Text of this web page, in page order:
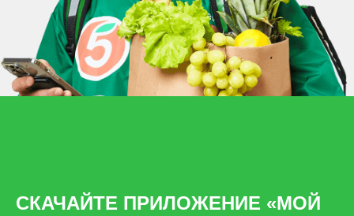
СКАЧАЙТЕ ПРИЛОЖЕНИЕ «МОЙ